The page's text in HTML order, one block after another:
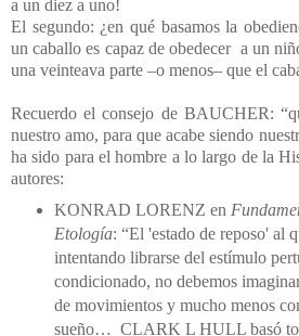
a un diez a uno!
El segundo: ¿en qué basamos la
un caballo es capaz de obedecer a un
una veinteava parte –o menos– que el
Recuerdo el consejo de BAUCHER:
nuestro amo, para que acabe siendo
ha sido para el hombre a lo largo de la
autores:
KONRAD LORENZ en
Etología: “El 'estado de reposo' al
intentando librarse del estímulo
condicionado, no debemos
de movimientos y mucho menos
sueño… CLARK L HULL basó